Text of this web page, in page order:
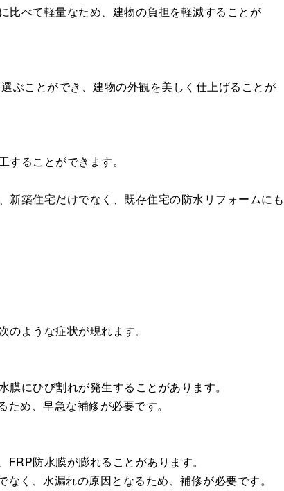
比べて軽量なため、建物の負担を軽減することが
ぶことができ、建物の外観を美しく仕上げることが
ることができます。
新築住宅だけでなく、既存住宅の防水リフォームにも
ような症状が現れます。
にひび割れが発生することがあります。
め、早急な補修が必要です。
防水膜が膨れることがあります。
く、水漏れの原因となるため、補修が必要です。